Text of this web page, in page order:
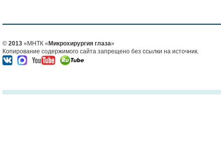
© 2013 «МНТК « Микрохирургия глаза»
Копирование содержимого сайта запрещено без ссылки на источник.